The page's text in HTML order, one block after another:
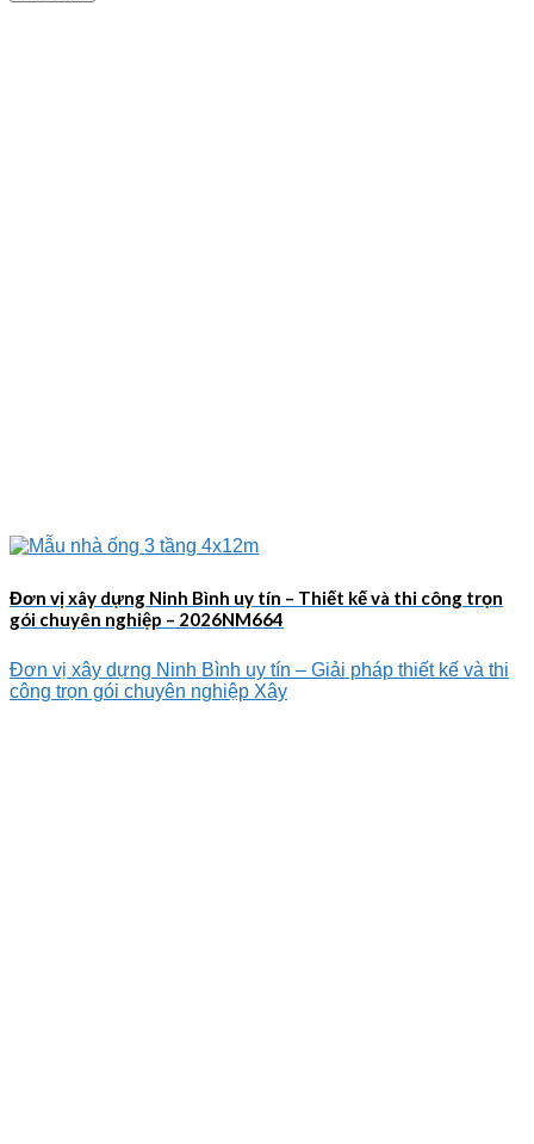
Đơn vị xây dựng Ninh Bình uy tín – Thiết kế và thi công trọn
gói chuyên nghiệp – 2026NM664
Đơn vị xây dựng Ninh Bình uy tín – Giải pháp thiết kế và thi
công trọn gói chuyên nghiệp Xây